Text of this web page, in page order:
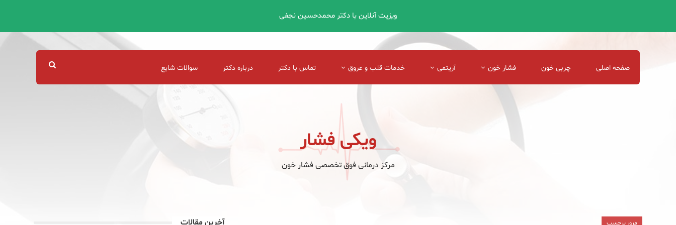
ویزیت آنلاین با دکتر محمدحسین نجفی
صفحه اصلی چربی خون فشار خون آریتمی خدمات قلب و عروق تماس با دکتر درباره دکتر سوالات شایع
ویکی فشار
مرور برچسب آخرین مقالات